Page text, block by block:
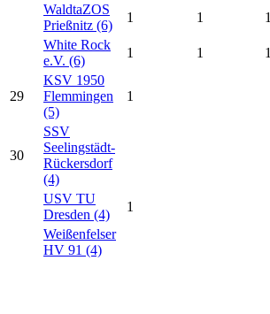
WaldtaZOS
Prießnitz (6)
1 1 1
White Rock
e.V. (6)
1 1 1
29
KSV 1950
Flemmingen
(5)
1
30
SSV
Seelingstädt-
Rückersdorf
(4)
USV TU
Dresden (4)
1
Weißenfelser
HV 91 (4)